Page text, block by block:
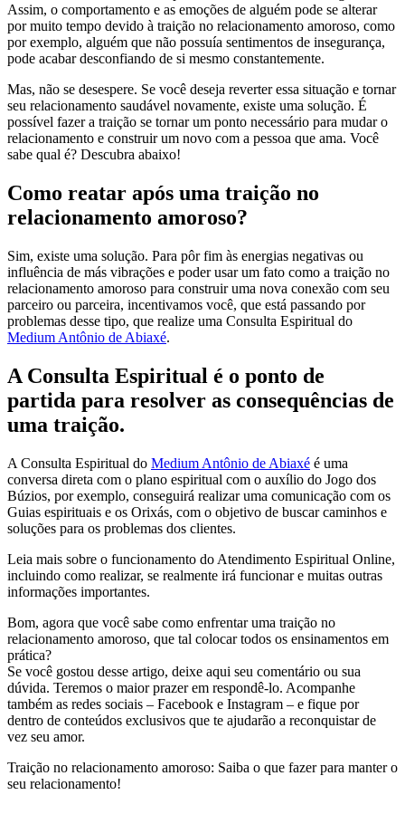
Assim, o comportamento e as emoções de alguém pode se alterar
por muito tempo devido à traição no relacionamento amoroso, como
por exemplo, alguém que não possuía sentimentos de insegurança,
pode acabar desconfiando de si mesmo constantemente.
Mas, não se desespere. Se você deseja reverter essa situação e tornar
seu relacionamento saudável novamente, existe uma solução. É
possível fazer a traição se tornar um ponto necessário para mudar o
relacionamento e construir um novo com a pessoa que ama. Você
sabe qual é? Descubra abaixo!
Como reatar após uma traição no
relacionamento amoroso?
Sim, existe uma solução. Para pôr fim às energias negativas ou
influência de más vibrações e poder usar um fato como a traição no
relacionamento amoroso para construir uma nova conexão com seu
parceiro ou parceira, incentivamos você, que está passando por
problemas desse tipo, que realize uma Consulta Espiritual do
Medium Antônio de Abiaxé.
A Consulta Espiritual é o ponto de
partida para resolver as consequências de
uma traição.
A Consulta Espiritual do Medium Antônio de Abiaxé é uma
conversa direta com o plano espiritual com o auxílio do Jogo dos
Búzios, por exemplo, conseguirá realizar uma comunicação com os
Guias espirituais e os Orixás, com o objetivo de buscar caminhos e
soluções para os problemas dos clientes.
Leia mais sobre o funcionamento do Atendimento Espiritual Online,
incluindo como realizar, se realmente irá funcionar e muitas outras
informações importantes.
Bom, agora que você sabe como enfrentar uma traição no
relacionamento amoroso, que tal colocar todos os ensinamentos em
prática?
Se você gostou desse artigo, deixe aqui seu comentário ou sua
dúvida. Teremos o maior prazer em respondê-lo. Acompanhe
também as redes sociais – Facebook e Instagram – e fique por
dentro de conteúdos exclusivos que te ajudarão a reconquistar de
vez seu amor.
Traição no relacionamento amoroso: Saiba o que fazer para manter o
seu relacionamento!